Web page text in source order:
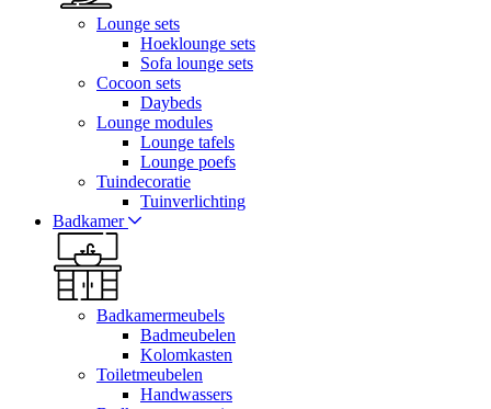
Lounge sets
Hoeklounge sets
Sofa lounge sets
Cocoon sets
Daybeds
Lounge modules
Lounge tafels
Lounge poefs
Tuindecoratie
Tuinverlichting
Badkamer
Badkamermeubels
Badmeubelen
Kolomkasten
Toiletmeubelen
Handwassers